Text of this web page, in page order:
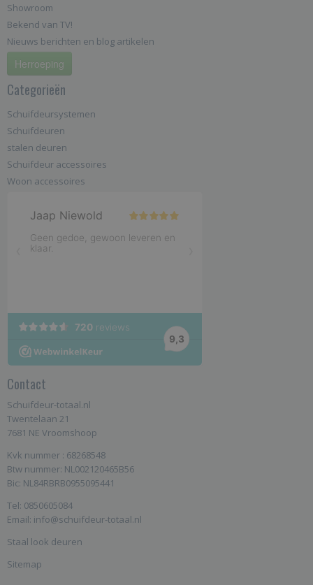
Showroom
Bekend van TV!
Nieuws berichten en blog artikelen
Herroeping
Categorieën
Schuifdeursystemen
Schuifdeuren
stalen deuren
Schuifdeur accessoires
Woon accessoires
Contact
Schuifdeur-totaal.nl
Twentelaan 21
7681 NE Vroomshoop
Kvk nummer : 68268548
Btw nummer: NL002120465B56
Bic: NL84RBRB0955095441
Tel: 0850605084
Email: info@schuifdeur-totaal.nl
Staal look deuren
Sitemap